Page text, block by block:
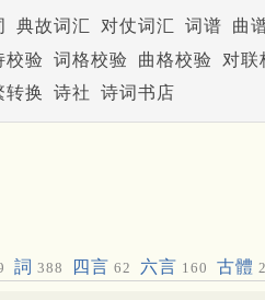
典故词汇 对仗词汇 词谱 曲
校验 词格校验 曲格校验 对联
转换 诗社 诗词书店
詞 388 四言 62 六言 160 古體